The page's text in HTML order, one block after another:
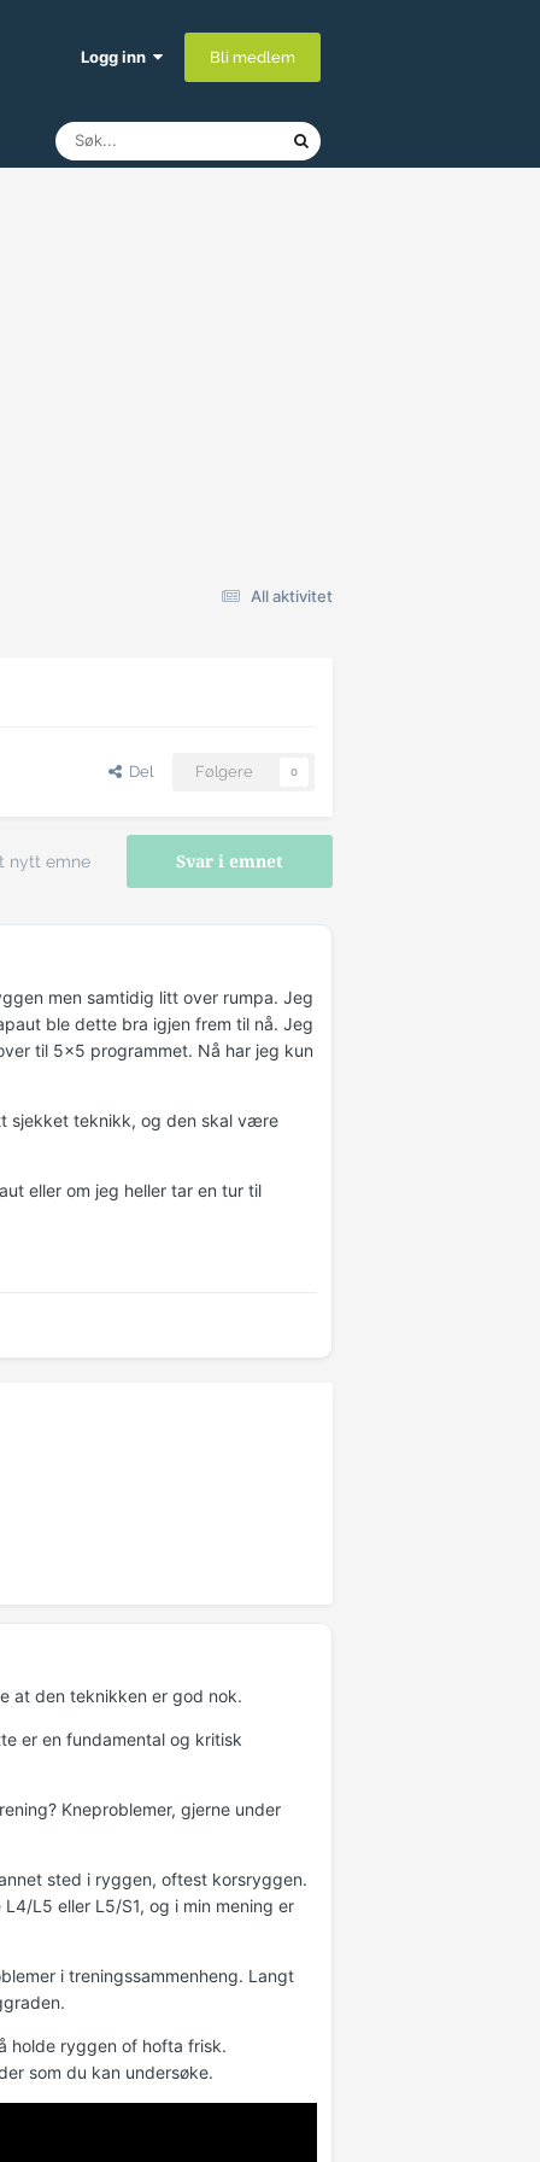
Logg inn Bli medlem
All aktivitet
Del Følgere 0
Svar i emnet
nytt emne
men samtidig litt over rumpa. Jeg
ble dette bra igjen frem til nå. Jeg
til 5x5 programmet. Nå har jeg kun
sjekket teknikk, og den skal være
eller om jeg heller tar en tur til
at den teknikken er god nok.
er en fundamental og kritisk
Kneproblemer, gjerne under
sted i ryggen, oftest korsryggen.
L5 eller L5/S1, og i min mening er
i treningssammenheng. Langt
holde ryggen of hofta frisk.
som du kan undersøke.